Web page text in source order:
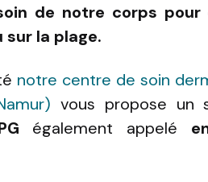
de notre corps
la plage.
notre centre de soin
vous propose un
également appelé